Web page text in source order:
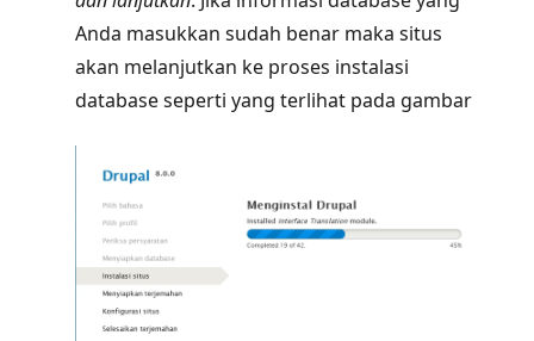
Anda masukkan sudah benar maka situs
akan melanjutkan ke proses instalasi
database seperti yang terlihat pada gambar